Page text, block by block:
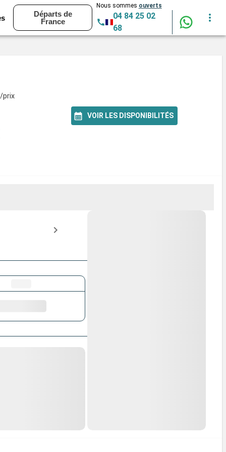
Départs de
France
Nous sommes ouverts
04 84 25 02
68
prix
VOIR LES DISPONIBILITÉS